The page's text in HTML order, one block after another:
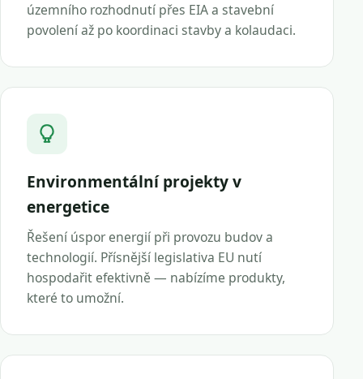
územního rozhodnutí přes EIA a stavební
povolení až po koordinaci stavby a kolaudaci.
Environmentální projekty v
energetice
Řešení úspor energií při provozu budov a
technologií. Přísnější legislativa EU nutí
hospodařit efektivně — nabízíme produkty,
které to umožní.